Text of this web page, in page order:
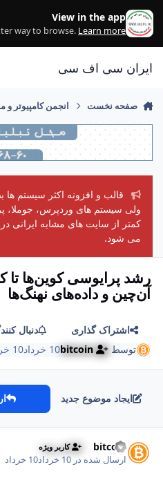
رفتن به مطلب
View in the app
way to browse. Learn more
ایران سی اف سی
صفحه نخست انجمن کامپیوتر و
قالب و افزونه اکثر سیستم
ولی سیستم های وردپرس، جوملا،
کمتر از سایت های مشابه ایرانی در
می شود.
رشد پرایوسی کوین‌ها تا
آن‌چین و داده‌های نهنگ‌ها
اشتراک گذاری
دنبال
توسط
bitcoin 10 خرداد 10 خرداد
ایجاد موضوع جدید
bitcoin کاربر ویژه
ارسال شده در10 خرداد 10 خرداد